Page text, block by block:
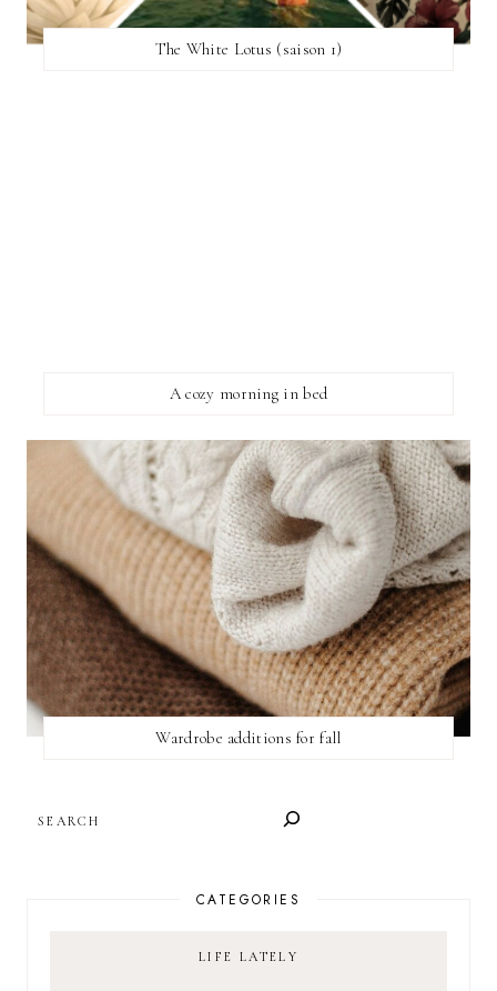
The White Lotus (saison 1)
A cozy morning in bed
Wardrobe additions for fall
CATEGORIES
LIFE LATELY